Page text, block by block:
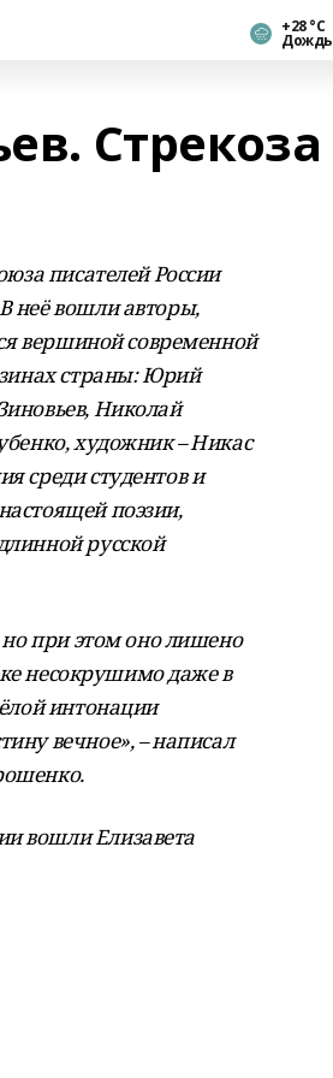
+28 °С
Дождь
Стрекоза
писателей России
В неё вошли авторы,
вершиной современной
страны: Юрий
Николай
художник – Никас
среди студентов и
поэзии,
русской
но при этом оно лишено
несокрушимо даже в
интонации
вечное», – написал
вошли Елизавета